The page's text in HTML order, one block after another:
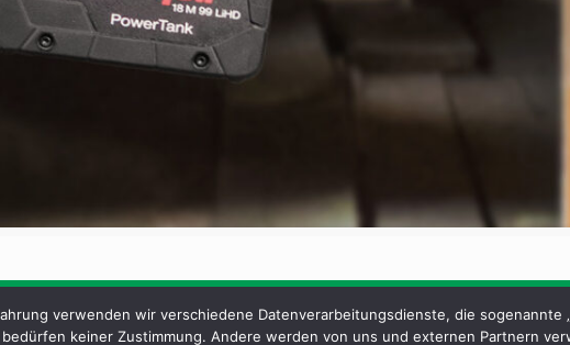
AGB|Impressum
verwenden wir verschiedene Datenverarbeitungsdienste, die
keiner Zustimmung. Andere werden von uns und externen Partnern